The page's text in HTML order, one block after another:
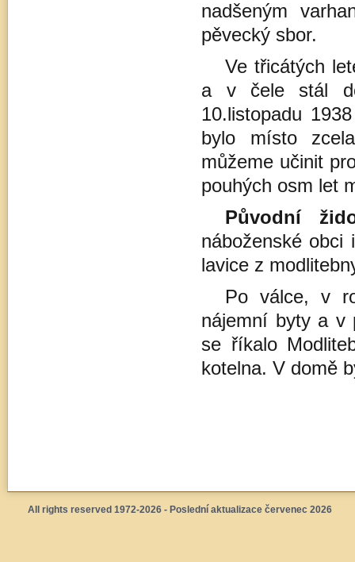
nadšeným
pěvecký sbor.
Ve třicátých
a v čele stál
10.listopadu
bylo místo
můžeme učinit
pouhých osm let
Původní
náboženské obci
lavice z
Po válce, v
nájemní byty a v
se říkalo
kotelna. V domě
All rights reserved 1972-2026 - Poslední aktualizace červenec 2026